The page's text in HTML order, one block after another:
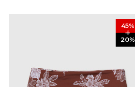
45%
20%